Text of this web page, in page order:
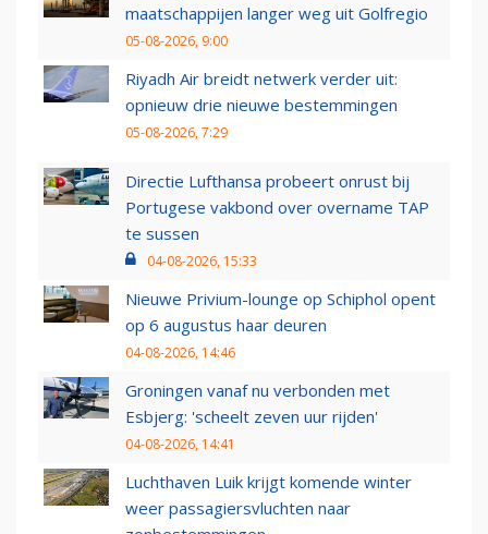
maatschappijen langer weg uit Golfregio
05-08-2026, 9:00
Riyadh Air breidt netwerk verder uit:
opnieuw drie nieuwe bestemmingen
05-08-2026, 7:29
Directie Lufthansa probeert onrust bij
Portugese vakbond over overname TAP
te sussen
04-08-2026, 15:33
Nieuwe Privium-lounge op Schiphol opent
op 6 augustus haar deuren
04-08-2026, 14:46
Groningen vanaf nu verbonden met
Esbjerg: 'scheelt zeven uur rijden'
04-08-2026, 14:41
Luchthaven Luik krijgt komende winter
weer passagiersvluchten naar